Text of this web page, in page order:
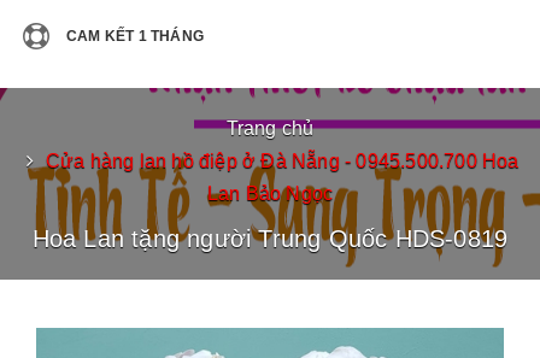
CAM KẾT 1 THÁNG
Trang chủ
Cửa hàng lan hồ điệp ở Đà Nẵng - 0945.500.700 Hoa
Lan Bảo Ngọc
Hoa Lan tặng người Trung Quốc HDS-0819